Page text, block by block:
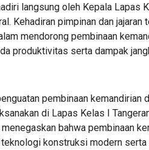
langsung oleh Kepala Lapas
Kehadiran pimpinan dan
mendorong pembinaan
produktivitas serta dampak
pembinaan kemandirian
di Lapas Kelas I
bahwa pembinaan
konstruksi modern